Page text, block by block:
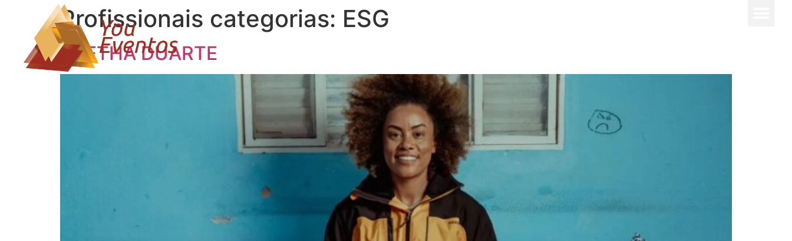
Profissionais categorias: ESG
ARETHA DUARTE